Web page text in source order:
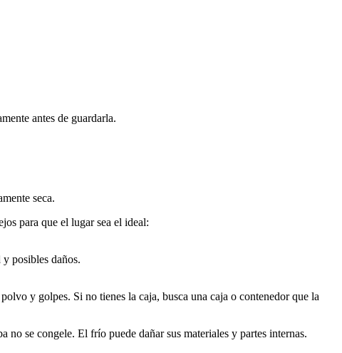
antes de guardarla.
seca.
para que el lugar sea el ideal:
posibles daños.
y golpes. Si no tienes la caja, busca una caja o contenedor que la
no se congele. El frío puede dañar sus materiales y partes internas.